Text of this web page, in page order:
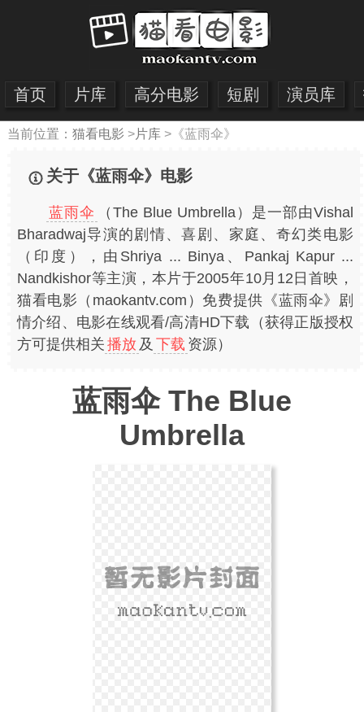
首页 片库 高分电影 短剧 演员库
当前位置： 猫看电影 >片库>《蓝雨伞》
关于《蓝雨伞》电影
蓝雨伞
（The Blue Umbrella）是一部由Vishal
Bharadwaj导演的剧情、喜剧、家庭、奇幻类电影
（印度），由Shriya ... Binya、Pankaj Kapur ...
Nandkishor等主演，本片于2005年10月12日首映，
猫看电影（maokantv.com）免费提供《蓝雨伞》剧
情介绍、电影在线观看/高清HD下载（获得正版授权
方可提供相关 播放 及 下载 资源）
蓝雨伞 The Blue
Umbrella